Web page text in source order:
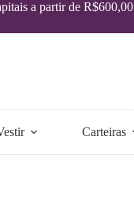
a partir de R$600,00
Carteiras